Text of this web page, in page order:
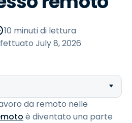
10 minuti di lettura
July 8, 2026
da remoto nelle
è diventato una parte